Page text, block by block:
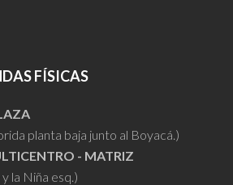
pueden
la
página
FÍSICAS
planta baja junto al Boyacá.)
- MATRIZ
la Niña esq.)